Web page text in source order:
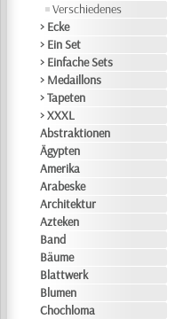
Verschiedenes
> Ecke
> Ein Set
> Einfache Sets
> Medaillons
> Tapeten
> XXXL
Abstraktionen
Ägypten
Amerika
Arabeske
Architektur
Azteken
Band
Bäume
Blattwerk
Blumen
Chochloma